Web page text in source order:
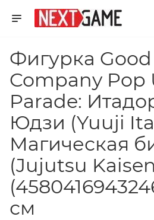
Фигурка
Company Pop
Parade:
Юдзи (Yuuji
Магическая
(Jujutsu
см